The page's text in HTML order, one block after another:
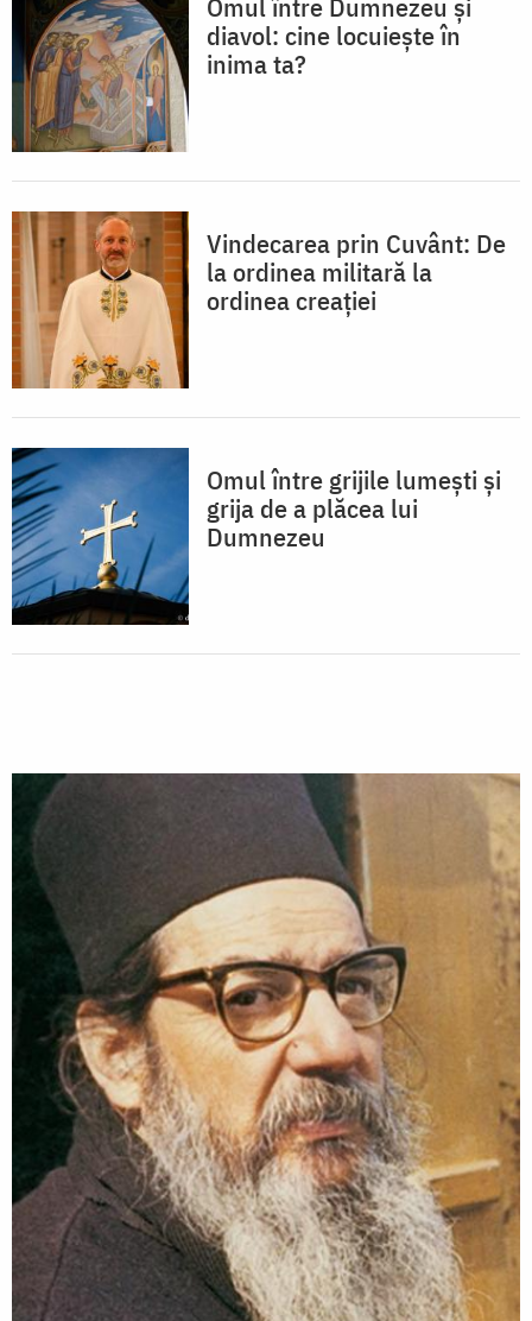
diavol: cine locuiește în
inima ta?
Vindecarea prin Cuvânt: De
la ordinea militară la
ordinea creației
Omul între grijile lumești și
grija de a plăcea lui
Dumnezeu